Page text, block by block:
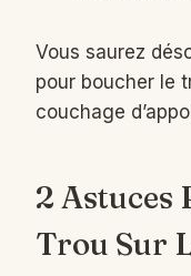
Vous saurez
pour boucher le
couchage
2 Astuces
Trou Sur